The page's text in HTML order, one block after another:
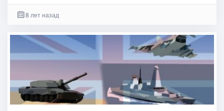
8 лет назад